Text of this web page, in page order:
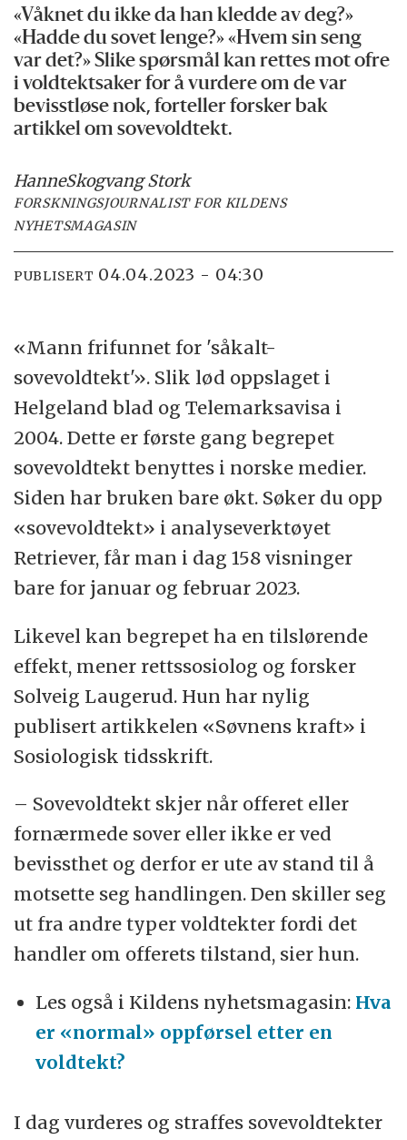
«Våknet du ikke da han kledde av deg?»
«Hadde du sovet lenge?» «Hvem sin seng
var det?» Slike spørsmål kan rettes mot ofre
i voldtektsaker for å vurdere om de var
bevisstløse nok, forteller forsker bak
artikkel om sovevoldtekt.
HanneSkogvang Stork
FORSKNINGSJOURNALIST FOR KILDENS
NYHETSMAGASIN
PUBLISERT 04.04.2023 - 04:30
«Mann frifunnet for 'såkalt-
sovevoldtekt'». Slik lød oppslaget i
Helgeland blad og Telemarksavisa i
2004. Dette er første gang begrepet
sovevoldtekt benyttes i norske medier.
Siden har bruken bare økt. Søker du opp
«sovevoldtekt» i analyseverktøyet
Retriever, får man i dag 158 visninger
bare for januar og februar 2023.
Likevel kan begrepet ha en tilslørende
effekt, mener rettssosiolog og forsker
Solveig Laugerud. Hun har nylig
publisert artikkelen «Søvnens kraft» i
Sosiologisk tidsskrift.
– Sovevoldtekt skjer når offeret eller
fornærmede sover eller ikke er ved
bevissthet og derfor er ute av stand til å
motsette seg handlingen. Den skiller seg
ut fra andre typer voldtekter fordi det
handler om offerets tilstand, sier hun.
Les også i Kildens nyhetsmagasin: Hva
er «normal» oppførsel etter en
voldtekt?
I dag vurderes og straffes sovevoldtekter